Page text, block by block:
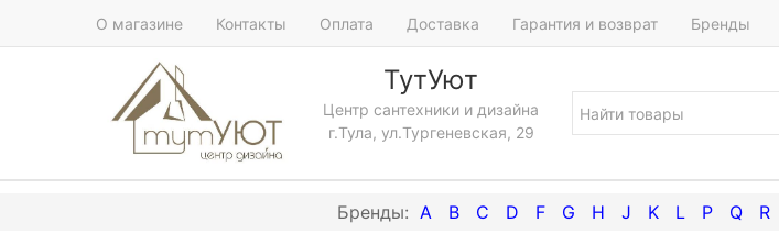
О магазине Контакты Оплата Доставка Гарантия и возврат Бренды
ТутУют
Центр сантехники и дизайна
г.Тула, ул.Тургеневская, 29
A B C D F G H J K L P Q R